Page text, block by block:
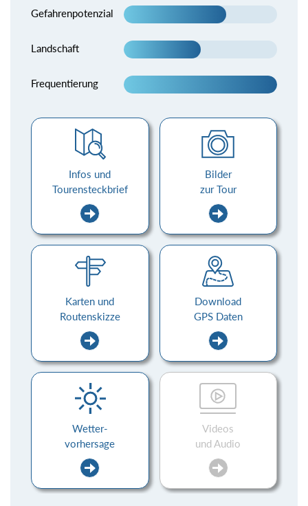
Gefahrenpotenzial
Landschaft
Frequentierung
Infos und
Tourensteckbrief
Bilder
zur Tour
Karten und
Routenskizze
Download
GPS Daten
Wetter-
vorhersage
Videos
und Audio